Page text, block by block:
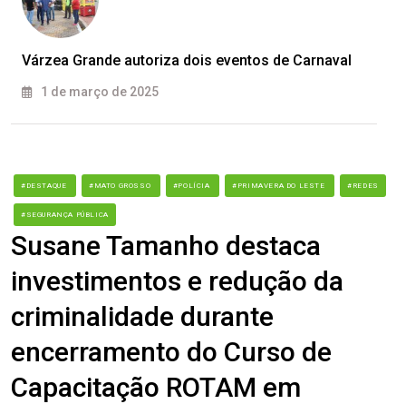
Várzea Grande autoriza dois eventos de Carnaval
1 de março de 2025
#DESTAQUE #MATO GROSSO #POLÍCIA #PRIMAVERA DO LESTE #REDES
#SEGURANÇA PÚBLICA
Susane Tamanho destaca
investimentos e redução da
criminalidade durante
encerramento do Curso de
Capacitação ROTAM em